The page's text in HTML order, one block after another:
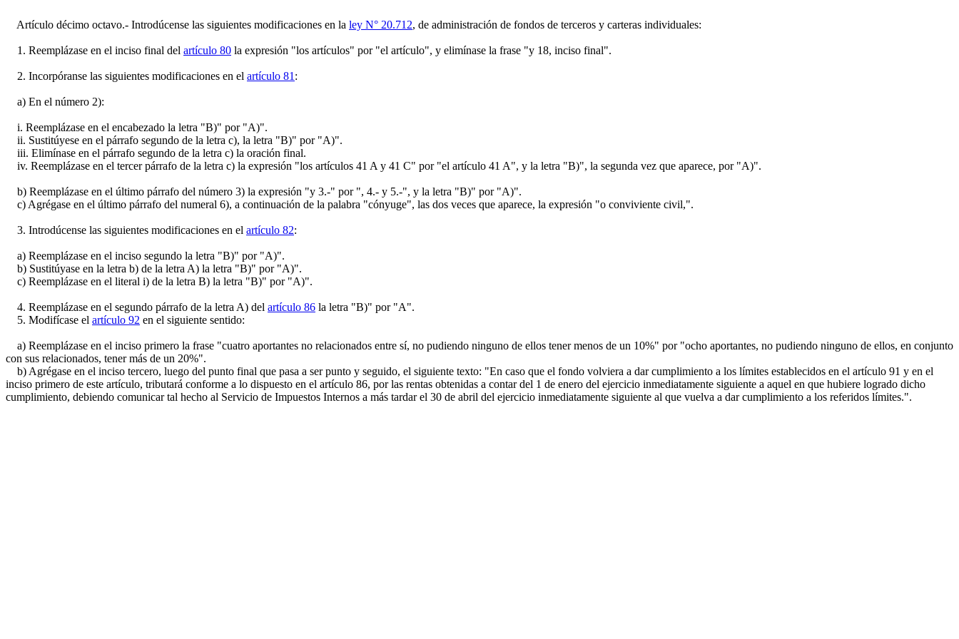
Artículo décimo octavo.- Introdúcense las siguientes modificaciones en la ley N° 20.712, de administración de fondos de terceros y carteras individuales:
1. Reemplázase en el inciso final del artículo 80 la expresión "los artículos" por "el artículo", y elimínase la frase "y 18, inciso final".
2. Incorpóranse las siguientes modificaciones en el artículo 81 :
a) En el número 2):
i. Reemplázase en el encabezado la letra "B)" por "A)".
ii. Sustitúyese en el párrafo segundo de la letra c), la letra "B)" por "A)".
iii. Elimínase en el párrafo segundo de la letra c) la oración final.
iv. Reemplázase en el tercer párrafo de la letra c) la expresión "los artículos 41 A y 41 C" por "el artículo 41 A", y la letra "B)", la segunda vez que aparece, por "A)".
b) Reemplázase en el último párrafo del número 3) la expresión "y 3.-" por ", 4.- y 5.-", y la letra "B)" por "A)".
c) Agrégase en el último párrafo del numeral 6), a continuación de la palabra "cónyuge", las dos veces que aparece, la expresión "o conviviente civil,".
3. Introdúcense las siguientes modificaciones en el artículo 82:
a) Reemplázase en el inciso segundo la letra "B)" por "A)".
b) Sustitúyase en la letra b) de la letra A) la letra "B)" por "A)".
c) Reemplázase en el literal i) de la letra B) la letra "B)" por "A)".
4. Reemplázase en el segundo párrafo de la letra A) del artículo 86 la letra "B)" por "A".
5. Modifícase el artículo 92 en el siguiente sentido:
a) Reemplázase en el inciso primero la frase "cuatro aportantes no relacionados entre sí, no pudiendo ninguno de ellos tener menos de un 10%" por "ocho aportantes, no pudiendo ninguno de ellos, en conjunto
con sus relacionados, tener más de un 20%".
b) Agrégase en el inciso tercero, luego del punto final que pasa a ser punto y seguido, el siguiente texto: "En caso que el fondo volviera a dar cumplimiento a los límites establecidos en el artículo 91 y en el
inciso primero de este artículo, tributará conforme a lo dispuesto en el artículo 86, por las rentas obtenidas a contar del 1 de enero del ejercicio inmediatamente siguiente a aquel en que hubiere logrado dicho
cumplimiento, debiendo comunicar tal hecho al Servicio de Impuestos Internos a más tardar el 30 de abril del ejercicio inmediatamente siguiente al que vuelva a dar cumplimiento a los referidos límites.".